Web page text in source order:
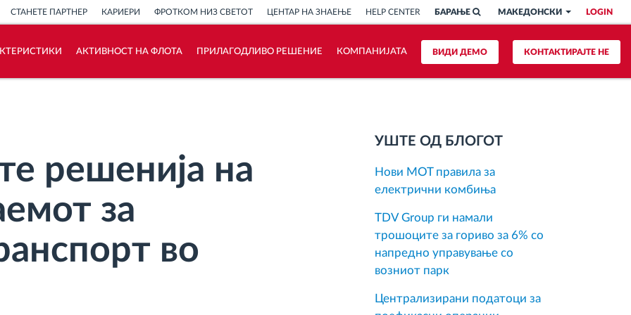
LOGIN
МАКЕДОНСКИ
БАРАЊЕ
СТАНЕТЕ ПАРТНЕР КАРИЕРИ ФРОТКОМ НИЗ СВЕТОТ ЦЕНТАР НА ЗНАЕЊЕ HELP CENTER
КОНТАКТИРАЈТЕ НЕ
ВИДИ ДЕМО
АКТИВНОСТ НА ФЛОТА ПРИЛАГОДЛИВО РЕШЕНИЕ КОМПАНИЈАТА
решенија на
за
во
УШТЕ ОД БЛОГОТ
Нови MOT правила за
електрични комбиња
TDV Group ги намали
трошоците за гориво за 6% со
напредно управување со
возниот парк
Централизирани податоци за